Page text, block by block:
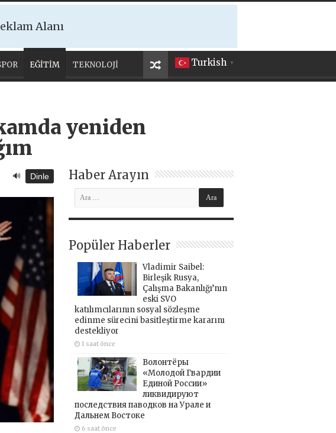
Alanı
Turkish ▼
EĞİTİM TEKNOLOJİ
yeniden
🔊 Dinle Haber Arayın
Popüler Haberler
Vladimir Saibel:
Birleşik Rusya,
Çalışma Bakanlığı’nın
eski SVO
katılımcılarının sosyal sözleşme
edinme sürecini basitleştirme kararını
destekliyor
1 saat önce
Волонтёры
«Молодой Гвардии
Единой России»
ликвидируют
последствия паводков на Урале и
Дальнем Востоке
6 saat önce